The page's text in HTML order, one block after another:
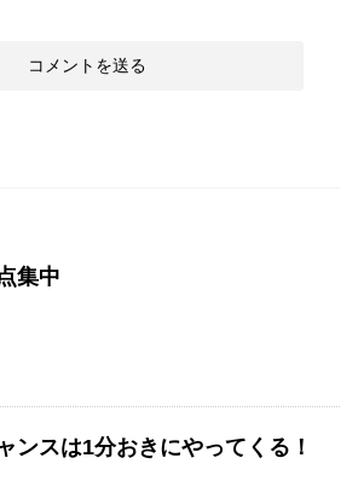
集中
ンスは1分おきにやってくる！